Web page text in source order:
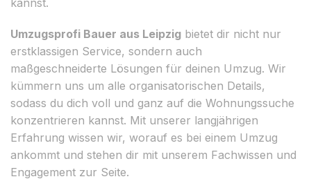
Umzugsprofi Bauer aus Leipzig bietet dir nicht nur
erstklassigen Service, sondern auch
maßgeschneiderte Lösungen für deinen Umzug. Wir
kümmern uns um alle organisatorischen Details,
sodass du dich voll und ganz auf die Wohnungssuche
konzentrieren kannst. Mit unserer langjährigen
Erfahrung wissen wir, worauf es bei einem Umzug
ankommt und stehen dir mit unserem Fachwissen und
Engagement zur Seite.